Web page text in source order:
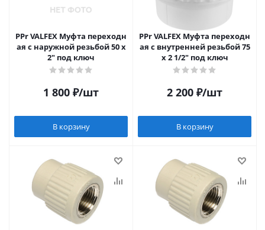
PPr VALFEX Муфта переходн
ая с наружной резьбой 50 х
2" под ключ
1 800 ₽/шт
В корзину
PPr VALFEX Муфта переходн
ая с внутренней резьбой 75
x 2 1/2" под ключ
2 200 ₽/шт
В корзину